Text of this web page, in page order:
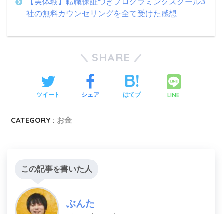
【実体験】転職保証つきプログラミングスクール3
社の無料カウンセリングを全て受けた感想
SHARE
ツイート シェア はてブ LINE
CATEGORY : お金
この記事を書いた人
ぶんた